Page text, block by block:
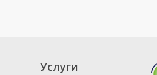
Услуги